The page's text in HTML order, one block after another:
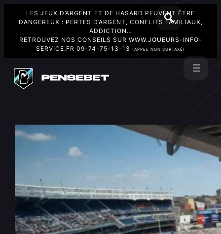
LES JEUX D’ARGENT ET DE HASARD PEUVENT ÊTRE
DANGEREUX : PERTES D’ARGENT, CONFLITS FAMILIAUX,
ADDICTION…
RETROUVEZ NOS CONSEILS SUR WWW.JOUEURS-INFO-
SERVICE.FR 09-74-75-13-13 (APPEL NON SURTAXÉ)
contenu